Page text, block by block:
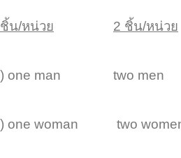
น/หน่วย 2 ชิ้น/หน่วย
one man two
one woman two